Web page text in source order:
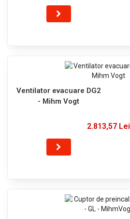
Ventilator evacuare DG2
- Mihm Vogt
2.813,57 Lei